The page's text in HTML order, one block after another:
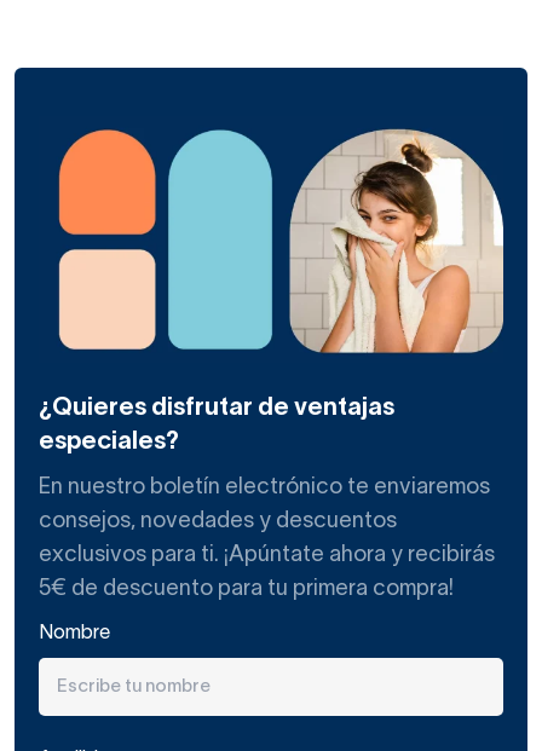
¿Quieres disfrutar de ventajas
especiales?
En nuestro boletín electrónico te enviaremos
consejos, novedades y descuentos
exclusivos para ti. ¡Apúntate ahora y recibirás
5€ de descuento para tu primera compra!
Nombre